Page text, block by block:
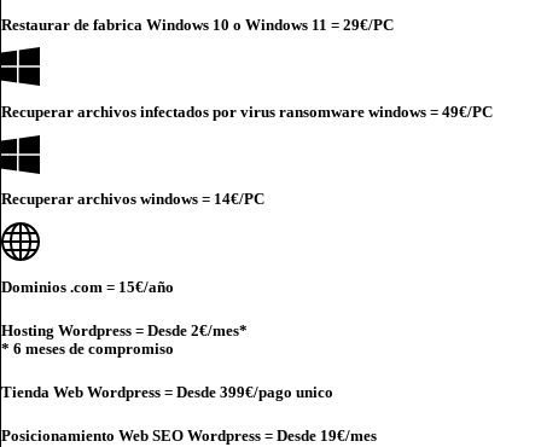
Restaurar de fabrica Windows 10 o Windows 11 = 29€/PC
Recuperar archivos infectados por virus ransomware windows = 49€/PC
Recuperar archivos windows = 14€/PC
Dominios .com = 15€/año
Hosting Wordpress = Desde 2€/mes*
* 6 meses de compromiso
Tienda Web Wordpress = Desde 399€/pago unico
Posicionamiento Web SEO Wordpress = Desde 19€/mes